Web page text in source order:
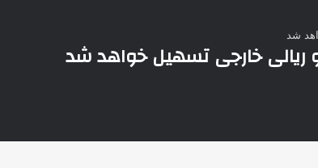
ریالی خارجی تسهیل خواهد شد